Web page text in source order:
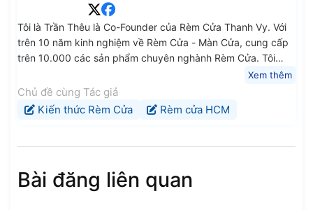
Tôi là Trần Thêu là Co-Founder của Rèm Cửa Thanh Vy. Với
trên 10 năm kinh nghiệm về Rèm Cửa - Màn Cửa, cung cấp
trên 10.000 các sản phẩm chuyên nghành Rèm Cửa. Tôi
mong rằng các kiến thức, chia sẻ trung thực và chất lượng
của tôi sẽ giúp ích cho Quý Anh Chị Em và các Bạn.
Xem thêm
Chủ đề cùng Tác giả
Kiến thức Rèm Cửa
Rèm cửa HCM
Bài đăng liên quan